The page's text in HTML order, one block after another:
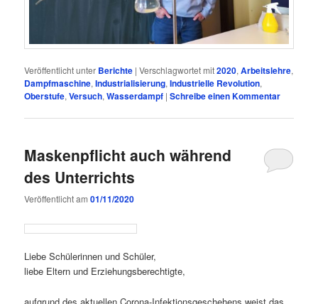
Veröffentlicht unter Berichte |Verschlagwortet mit2020,Arbeitslehre,
Dampfmaschine,Industrialisierung,Industrielle Revolution,
Oberstufe,Versuch,Wasserdampf |Schreibe einen Kommentar
Maskenpflicht auch während
des Unterrichts
Veröffentlicht am01/11/2020
Liebe Schülerinnen und Schüler,
liebe Eltern und Erziehungsberechtigte,
aufgrund des aktuellen Corona-Infektionsgeschehens weist das